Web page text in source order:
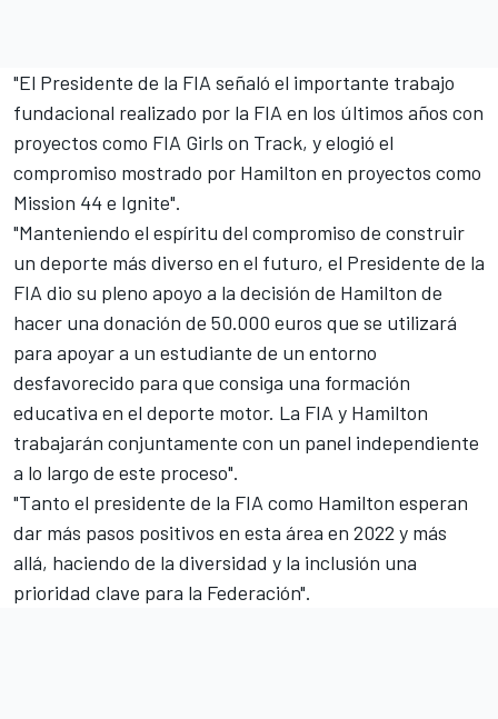
"El Presidente de la FIA señaló el importante trabajo
fundacional realizado por la FIA en los últimos años con
proyectos como FIA Girls on Track, y elogió el
compromiso mostrado por Hamilton en proyectos como
Mission 44 e Ignite".
"Manteniendo el espíritu del compromiso de construir
un deporte más diverso en el futuro, el Presidente de la
FIA dio su pleno apoyo a la decisión de Hamilton de
hacer una donación de 50.000 euros que se utilizará
para apoyar a un estudiante de un entorno
desfavorecido para que consiga una formación
educativa en el deporte motor. La FIA y Hamilton
trabajarán conjuntamente con un panel independiente
a lo largo de este proceso".
"Tanto el presidente de la FIA como Hamilton esperan
dar más pasos positivos en esta área en 2022 y más
allá, haciendo de la diversidad y la inclusión una
prioridad clave para la Federación".